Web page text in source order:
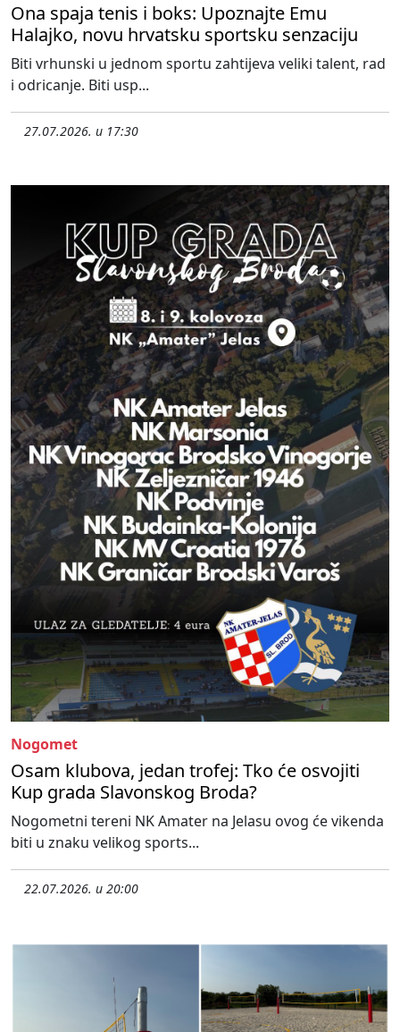
Ona spaja tenis i boks: Upoznajte Emu
Halajko, novu hrvatsku sportsku senzaciju
Biti vrhunski u jednom sportu zahtijeva veliki talent, rad
i odricanje. Biti usp...
27.07.2026. u 17:30
Nogomet
Osam klubova, jedan trofej: Tko će osvojiti
Kup grada Slavonskog Broda?
Nogometni tereni NK Amater na Jelasu ovog će vikenda
biti u znaku velikog sports...
22.07.2026. u 20:00